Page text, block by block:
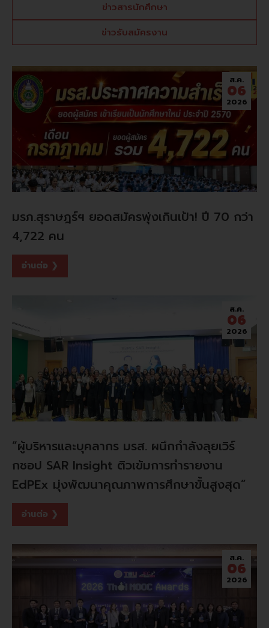
ข่าวสารนักศึกษา
ข่าวรับสมัครงาน
ส.ค.
06
2026
มรภ.สุราษฎร์ฯ ยอดสมัครพุ่งเกินเป้า! ปี 70 กว่า
4,722 คน
อ่านต่อ ❯
ส.ค.
06
2026
“ผู้บริหารและบุคลากร มรส. ผนึกกำลังลุยเวิร์
กชอป SAR Insight ติวเข้มการทำรายงาน
EdPEx มุ่งพัฒนาคุณภาพการศึกษาขั้นสูงสุด”
อ่านต่อ ❯
ส.ค.
06
2026